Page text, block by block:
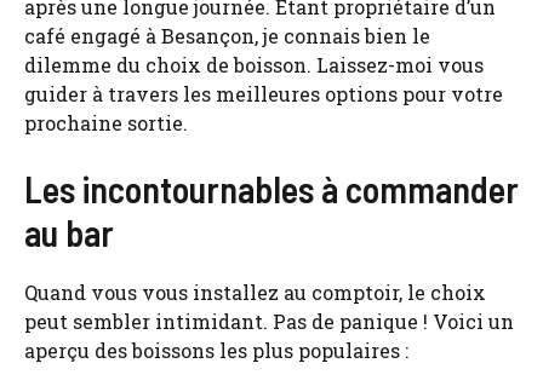
après une longue journée. Étant propriétaire d’un
café engagé à Besançon, je connais bien le
dilemme du choix de boisson. Laissez-moi vous
guider à travers les meilleures options pour votre
prochaine sortie.
Les incontournables à commander
au bar
Quand vous vous installez au comptoir, le choix
peut sembler intimidant. Pas de panique ! Voici un
aperçu des boissons les plus populaires :